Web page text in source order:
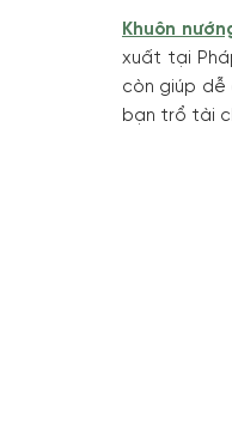
Khuôn
xuất tại
còn giúp dễ
bạn trổ tài